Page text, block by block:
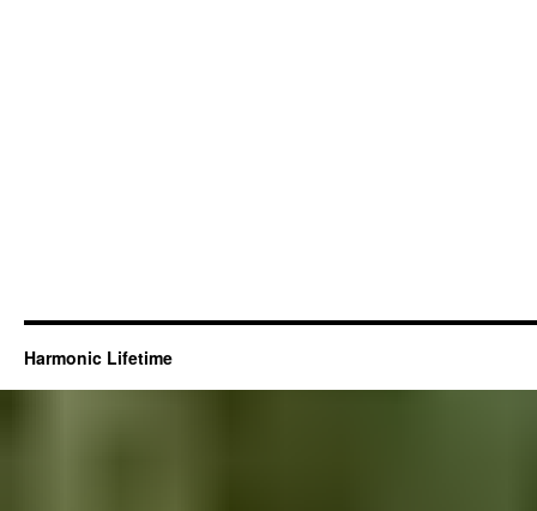
Harmonic Lifetime